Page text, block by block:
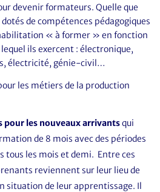
devenir formateurs. Quelle que
de compétences pédagogiques
« à former » en fonction
ils exercent : électronique,
électricité, génie-civil…
les métiers de la production
pour les nouveaux arrivantsqui
de 8 mois avec des périodes
tous les mois et demi. Entre ces
reviennent sur leur lieu de
situation de leur apprentissage. Il